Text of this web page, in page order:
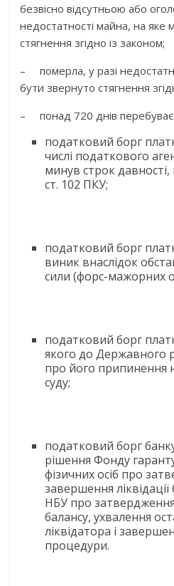
безвісно відсутньою або
недостатності майна, на яке
стягнення згідно із законом;
– померла, у разі
бути звернуто стягнення
– понад 720 днів
податковий борг
числі податкового
минув строк
ст. 102 ПКУ;
податковий борг
виник внаслідок
сили (форс-мажорних
податковий борг
якого до Державного
про його припинення
суду;
податковий борг
рішення Фонду
фізичних осіб про
завершення
НБУ про затвердження
балансу, ухвалення
ліквідатора і
процедури.